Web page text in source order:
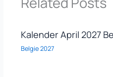
Kalender April 2027
Belgie 2027